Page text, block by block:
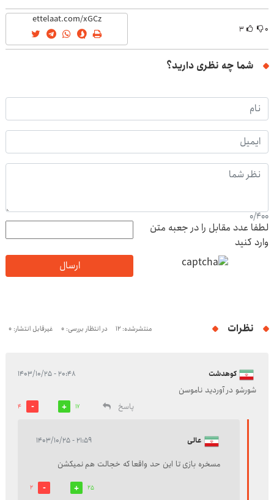
باشگاه انقلاب
(40%off)
۰ ۳
شما چه نظری دارید؟
0/400
لطفا عدد مقابل را در جعبه متن
وارد کنید
ارسال
نظرات منتشرشده: 12 در انتظار بررسی: 0 غیرقابل انتشار: 0
کوهدشت ۲۰:۴۸ - ۱۴۰۳/۱۰/۲۵
شورشو در آوردید ناموسن
پاسخ
17
4
عالی ۲۱:۵۹ - ۱۴۰۳/۱۰/۲۵
مسخره بازی تا این حد واقعا که خجالت هم نمیکشن
25
2